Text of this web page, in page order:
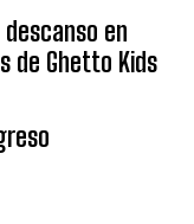
en
de Ghetto Kids